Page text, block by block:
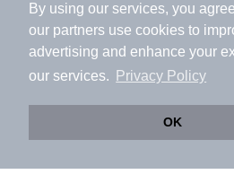
By using our services, you
our partners use cookies to
advertising and enhance your
our services.
Privacy Policy
OK
アプリに切り替えて、サクサ
会員登録なしですぐ使える。マッ
5.3万円
（管理費2,000円）
不要
お問い合わせ